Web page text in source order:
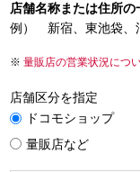
店舗名称または住所の
例） 新宿、東池袋、
量販店の営業状況につ
店舗区分を指定
ドコモショップ
量販店など